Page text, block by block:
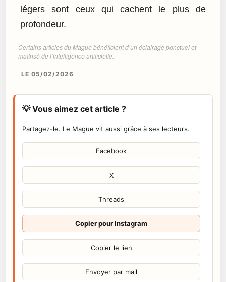
légers sont ceux qui cachent le plus de
profondeur.
Certains articles du Mague bénéficient d’un éclairage ponctuel et
maîtrisé de l’intelligence artificielle.
LE 05/02/2026
💡 Vous aimez cet article ?
Partagez-le. Le Mague vit aussi grâce à ses lecteurs.
Facebook
X
Threads
Copier pour Instagram
Copier le lien
Envoyer par mail